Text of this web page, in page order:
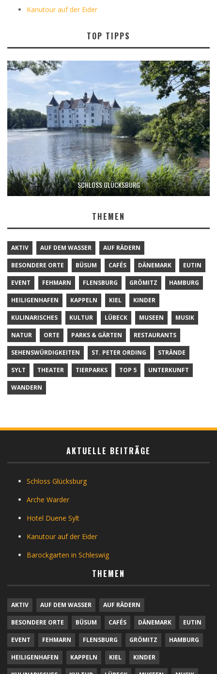
Kanutour auf der Eider
TOP TIPPS
SCHLOSS GLÜCKSBURG
THEMEN
AKTIV AUF DEM WASSER AUF RÄDERN
BESONDERE ORTE BÜSUM CAFÉS DÄNEMARK EUTIN
EVENT FEHMARN FLENSBURG GRÖMITZ HAMBURG
HEILIGENHAFEN KAPPELN KIEL KINDER
KULINARISCHES KULTUR LÜBECK MUSEEN MUSIK
NATUR ORTE PARKS & GÄRTEN RESTAURANTS
SEHENSWÜRDIGKEITEN ST. PETER ORDING STRÄNDE
SYLT THEATER TIERPARKS TOP 5 UNTERKUNFT
WANDERN
AKTUELLE BEITRÄGE
Schloss Glücksburg
Arche Warder
Hotel Duene Sylt
Kanutour auf der Eider
Barockgarten in Schleswig
THEMEN
AKTIV AUF DEM WASSER AUF RÄDERN
BESONDERE ORTE BÜSUM CAFÉS DÄNEMARK EUTIN
EVENT FEHMARN FLENSBURG GRÖMITZ HAMBURG
HEILIGENHAFEN KAPPELN KIEL KINDER